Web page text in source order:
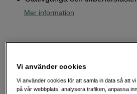
Mer information
Lägg i
Vi använder cookies
Vi använder cookies för att samla in data så att
på vår webbplats, analysera trafiken, anpassa